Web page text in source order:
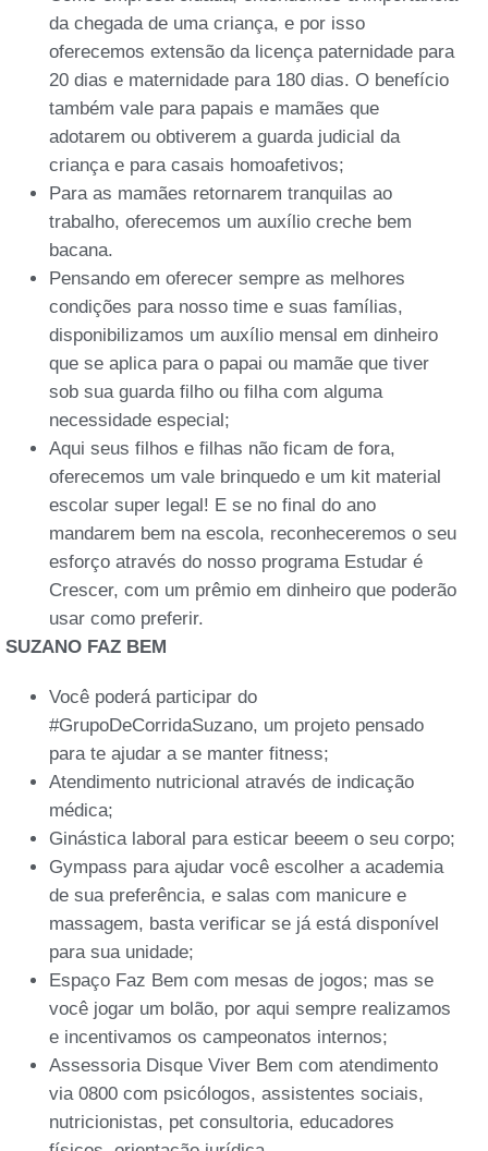
da chegada de uma criança, e por isso
oferecemos extensão da licença paternidade para
20 dias e maternidade para 180 dias. O benefício
também vale para papais e mamães que
adotarem ou obtiverem a guarda judicial da
criança e para casais homoafetivos;
Para as mamães retornarem tranquilas ao
trabalho, oferecemos um auxílio creche bem
bacana.
Pensando em oferecer sempre as melhores
condições para nosso time e suas famílias,
disponibilizamos um auxílio mensal em dinheiro
que se aplica para o papai ou mamãe que tiver
sob sua guarda filho ou filha com alguma
necessidade especial;
Aqui seus filhos e filhas não ficam de fora,
oferecemos um vale brinquedo e um kit material
escolar super legal! E se no final do ano
mandarem bem na escola, reconheceremos o seu
esforço através do nosso programa Estudar é
Crescer, com um prêmio em dinheiro que poderão
usar como preferir.
SUZANO FAZ BEM
Você poderá participar do
#GrupoDeCorridaSuzano, um projeto pensado
para te ajudar a se manter fitness;
Atendimento nutricional através de indicação
médica;
Ginástica laboral para esticar beeem o seu corpo;
Gympass para ajudar você escolher a academia
de sua preferência, e salas com manicure e
massagem, basta verificar se já está disponível
para sua unidade;
Espaço Faz Bem com mesas de jogos; mas se
você jogar um bolão, por aqui sempre realizamos
e incentivamos os campeonatos internos;
Assessoria Disque Viver Bem com atendimento
via 0800 com psicólogos, assistentes sociais,
nutricionistas, pet consultoria, educadores